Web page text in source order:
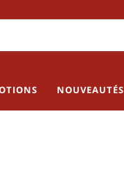
NOUVEAUTÉS